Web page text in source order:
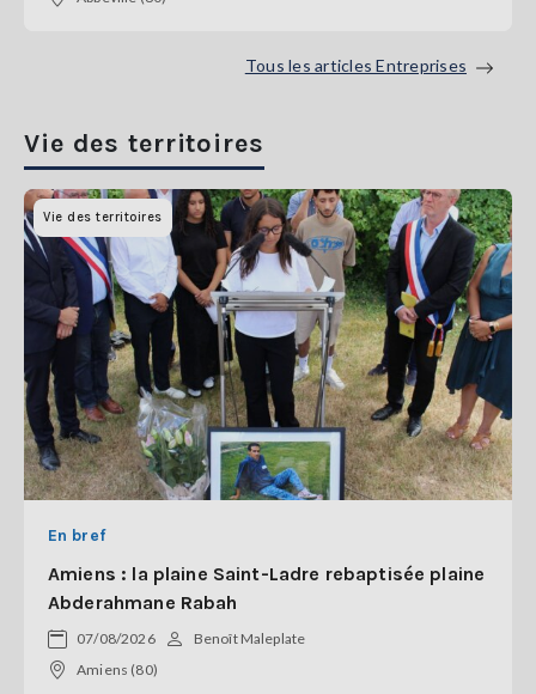
Tous les articles Entreprises
Vie des territoires
Vie des territoires
En bref
Amiens : la plaine Saint-Ladre rebaptisée plaine
Abderahmane Rabah
07/08/2026
Benoît Maleplate
Amiens (80)